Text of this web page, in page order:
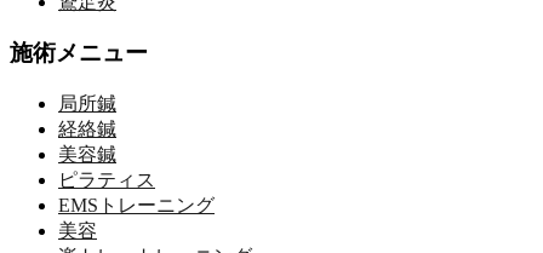
施術メニュー
局所鍼
経絡鍼
美容鍼
ピラティス
EMSトレーニング
美容